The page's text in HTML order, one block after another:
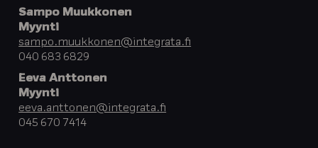
Sampo Muukkonen
Myynti
sampo.muukkonen@integrata.fi
040 683 6829
Eeva Anttonen
Myynti
eeva.anttonen@integrata.fi
045 670 7414